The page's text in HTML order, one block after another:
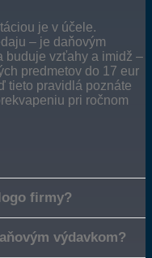
je v účele.
– je daňovým
buduje vzťahy a imidž –
predmetov do 17 eur
tieto pravidlá poznáte
pri ročnom
firmy?
výdavkom?